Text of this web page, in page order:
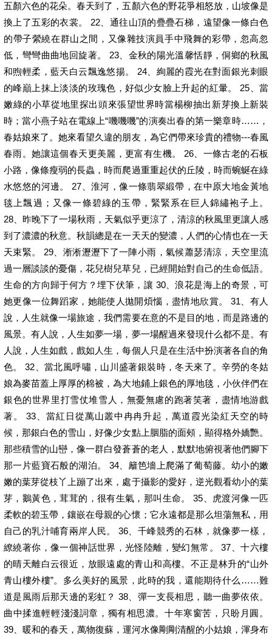
五顏六色的花朵。春天到了，五顏六色的野花爭相怒放，山坡像是
換上了五彩的衣裳。 22、通往山頂的疊疊石梯，遠望像一條白色
的帶子縈繞在群山之間，又像雜技演員手中飛舞的彩帶，忽高忽
低，彎彎曲曲地回旋著。 23、金秋的陽光溫馨恬靜，侗鄉的秋風
和煦輕柔，藍天白云飄逸悠揚。 24、絢麗的霞光在對面銀光刺眼
的峰巔上抹上淡淡的玫瑰色，好似少女臉上升起的紅暈。 25、當
嫩綠的小草從地里探出頭來張望世界時當楊柳抽出新芽換上新裝
時；當小燕子站在電線上“嘰嘰嘰”的演奏出春的第一樂章時……，
春姑娘來了。她來看望久違的朋友，為它們帶來珍貴的禮物---春風
春雨。她讓這個春天更美麗，更富有生機。 26、一條古老的石板
小路，像條瘦弱的長蟲，時而爬過重重起伏的丘陵，時而蜿蜒在綠
水悠悠的河邊。 27、淮河，像一條翡翠緞帶，在中原大地金黃地
毯上飄過；又像一條碧綠的玉帶，緊緊系在巨人錦繡袍子上。
28、昨晚下了一場秋雨，天氣似乎更涼了，清涼的秋風里更讓人感
到了濃濃的秋意。秋韻總是在一天天的變濃，人們的心情也在一天
天束緊。 29、淅淅瀝瀝下了一陣小雨，氣候蕭瑟清涼，天空里流
過一層談談的憂傷，花兒樹兒草兒，已經開始對自己的生命低語。
生命的方向歸于何方？埋下伏筆，讓 30、浪花是海上的奇景，可
她更像一位舞蹈家，她能使人拋開煩惱，盡情地欣賞。 31、有人
說，人生就像一場旅途，我們需要在意的不是目的地，而是路邊的
風景。有人說，人生如夢一場，夢一場醒過來發現什么都不是。有
人說，人生如戲，戲如人生，每個人只是在生活中扮演著各自的角
色。 32、當北風呼嘯，山川盛著銀裝時，冬天來了。辛勞的冬姑
娘為麥苗蓋上厚厚的棉被，為大地鋪上銀色的厚地毯，小伙伴們在
銀色的世界里打雪仗堆雪人，無憂無慮的跑著笑著，盡情地游戲
著。 33、當紅日從萬山叢中冉冉升起，萬道霞光染紅天空的時
候，那銀白色的雪山，好像少女點上胭脂的面頰，顯得格外嬌艷。
那些積雪的山巒，像一群白發蒼蒼的老人，默默地俯視著他們腳下
那一片藍寶石般的湖泊。 34、籬笆墻上爬滿了葡萄藤。幼小的嫩
嫩的葉芽從枝丫上蹦了出來，處于攝影的愛好，逆光觀看幼小的葉
芽，鵝黃色，茸茸的，很有生氣，那叫生命。 35、虎渡河像一匹
柔軟的碧玉帶，鑲嵌在母親的心懷；它永遠都是那么坦蕩無私，用
自己的乳汁哺育兩岸人民。 36、千峰競秀的石林，就像夢一樣，
繚繞著你，像一個神話世界，光怪陸離，變幻無常。 37、十六樓
的晴天離白云很近，放眼遠處的青山和高樓。不正是林升的“山外
青山樓外樓”。多么美好的風景，此時的我，還能期待什么……難
道是風雨后那天邊的彩虹？ 38、彈一支長相思，聽一曲夢依依。
曲中揉進輕輕淺淺詞章，獨有相思濃。十年寒窗苦，只盼月圓。
39、暖和的春天，萬物復蘇，運河水像剛剛清醒的小姑娘，渾身布